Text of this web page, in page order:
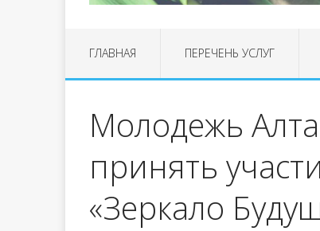
ГЛАВНАЯ ПЕРЕЧЕНЬ УСЛУГ
Молодежь
принять
«Зеркало